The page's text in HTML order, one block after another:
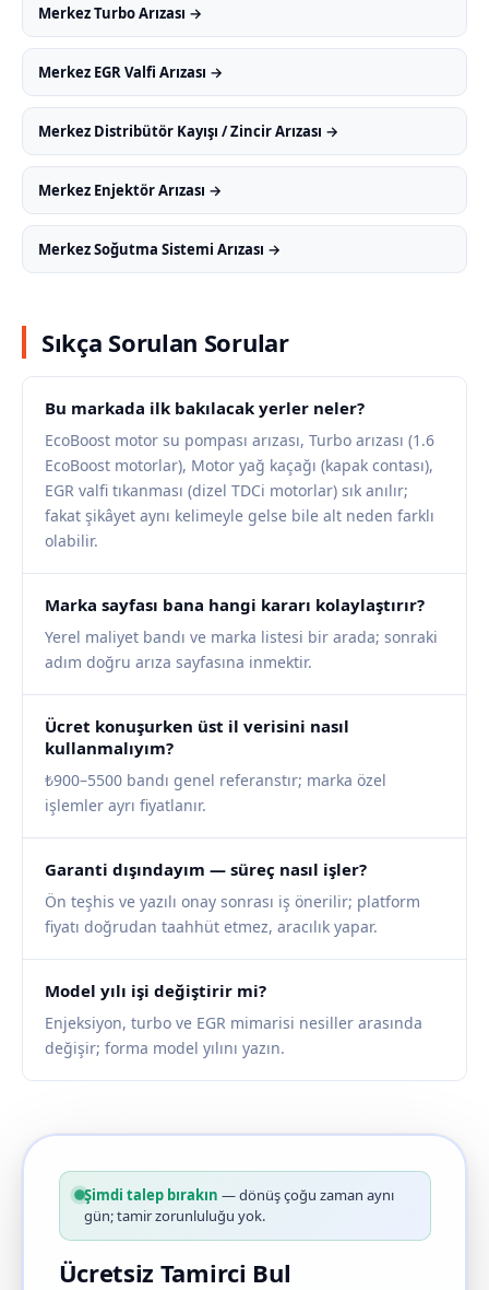
Merkez Turbo Arızası →
Merkez EGR Valfi Arızası →
Merkez Distribütör Kayışı / Zincir Arızası →
Merkez Enjektör Arızası →
Merkez Soğutma Sistemi Arızası →
Sıkça Sorulan Sorular
Bu markada ilk bakılacak yerler neler?
EcoBoost motor su pompası arızası, Turbo arızası (1.6
EcoBoost motorlar), Motor yağ kaçağı (kapak contası),
EGR valfi tıkanması (dizel TDCi motorlar) sık anılır;
fakat şikâyet aynı kelimeyle gelse bile alt neden farklı
olabilir.
Marka sayfası bana hangi kararı kolaylaştırır?
Yerel maliyet bandı ve marka listesi bir arada; sonraki
adım doğru arıza sayfasına inmektir.
Ücret konuşurken üst il verisini nasıl
kullanmalıyım?
₺900–5500 bandı genel referanstır; marka özel
işlemler ayrı fiyatlanır.
Garanti dışındayım — süreç nasıl işler?
Ön teşhis ve yazılı onay sonrası iş önerilir; platform
fiyatı doğrudan taahhüt etmez, aracılık yapar.
Model yılı işi değiştirir mi?
Enjeksiyon, turbo ve EGR mimarisi nesiller arasında
değişir; forma model yılını yazın.
Şimdi talep bırakın — dönüş çoğu zaman aynı
gün; tamir zorunluluğu yok.
Ücretsiz Tamirci Bul